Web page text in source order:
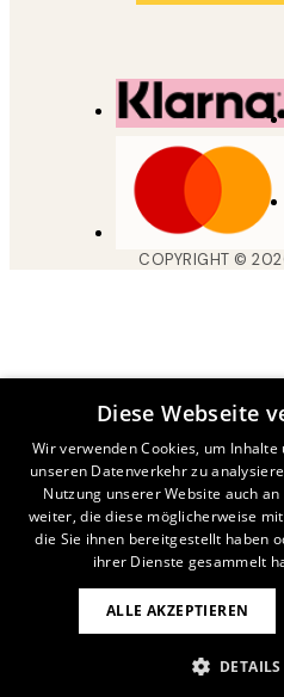
COPYRIGHT ©
Diese Webseite
Wir verwenden Cookies, um
unseren Datenverkehr zu
Nutzung unserer Website auch
weiter, die diese möglicherweise
die Sie ihnen bereitgestellt haben
ihrer Dienste gesammelt
ALLE AKZEPTIEREN